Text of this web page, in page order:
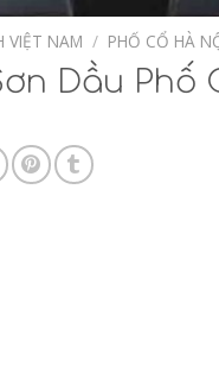
VIỆT NAM / PHỐ CỔ HÀ
Dầu Phố